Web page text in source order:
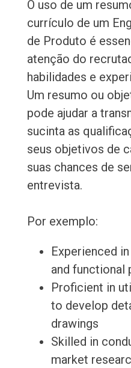
O uso de um
currículo de um
de Produto é
atenção do
habilidades e
Um resumo ou
pode ajudar a
sucinta as
seus objetivos de
suas chances de
entrevista.
Por exemplo:
Experienced
and functional
Proficient in
to develop
drawings
Skilled in
market